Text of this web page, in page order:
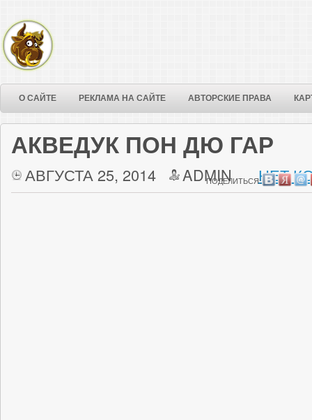
О САЙТЕ РЕКЛАМА НА САЙТЕ АВТОРСКИЕ ПРАВА
АКВЕДУК ПОН ДЮ ГАР
АВГУСТА 25, 2014 ADMIN НЕТ
ПОДЕЛИТЬСЯ: